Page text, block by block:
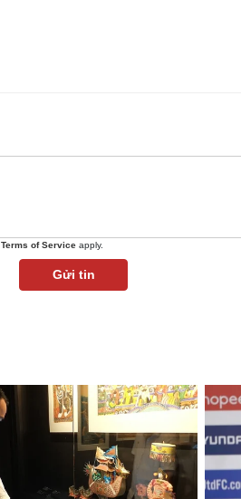
Terms of Service apply.
Gửi tin